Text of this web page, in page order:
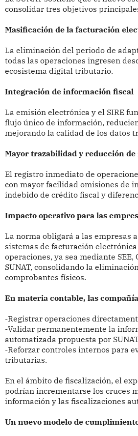
consolidar tres objetivos
Masificación de la facturación
La eliminación del periodo de
todas las operaciones ingresen
ecosistema digital tributario.
Integración de información fiscal
La emisión electrónica y el SIRE
flujo único de información,
mejorando la calidad de los datos
Mayor trazabilidad y reducción
El registro inmediato de
con mayor facilidad omisiones de
indebido de crédito fiscal y
Impacto operativo para las
La norma obligará a las empresas
sistemas de facturación
operaciones, ya sea mediante SEE,
SUNAT, consolidando la
comprobantes físicos.
En materia contable, las
-Registrar operaciones
-Validar permanentemente la
automatizada propuesta por
-Reforzar controles internos para
tributarias.
En el ámbito de fiscalización, el
podrían incrementarse los cruces
información y las fiscalizaciones
Un nuevo modelo de